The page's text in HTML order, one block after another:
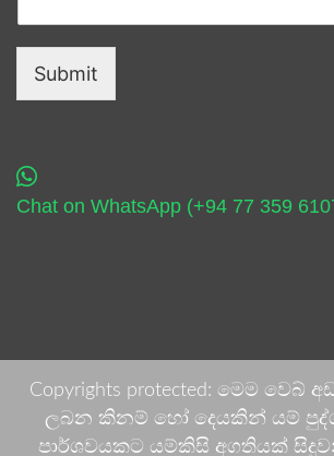
Submit
Chat on WhatsApp (+94 77 359
Copyrights protected: මෙම වෙබ්
ලබන කිනම් හෝ දෙයකින් යම්
පාර්ශවයකට යම්කිසි අගතියක්